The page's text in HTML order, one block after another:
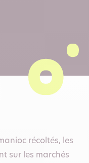
récoltés, les
sur les marchés